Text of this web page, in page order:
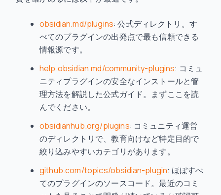
obsidian.md/plugins: 公式ディレクトリ。す
べてのプラグインの出発点で最も信頼できる
情報源です。
help.obsidian.md/community-plugins: コミュ
ニティプラグインの安全なインストールと管
理方法を解説した公式ガイド。まずここを読
んでください。
obsidianhub.org/plugins: コミュニティ運営
のディレクトリで、教育向けなど特定目的で
絞り込みやすいカテゴリがあります。
github.com/topics/obsidian-plugin: ほぼすべ
てのプラグインのソースコード。最近のコミ